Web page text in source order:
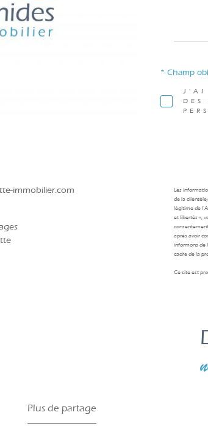
immobilier.com
J'AI
DES
* Champ
Les
de la
légitime de
et libertés »,
après avoir
informons de
cadre de la
Ce site est
Plus de partage